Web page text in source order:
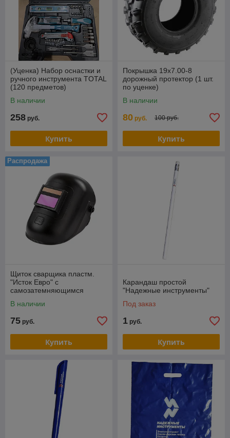
(Уценка) Набор оснастки и
ручного инструмента TOTAL
(120 предметов)
В наличии
258 руб.
Купить
Покрышка 19х7.00-8
дорожный протектор (1 шт.
по уценке)
В наличии
80 руб. 100 руб.
Купить
Распродажа
Щиток сварщика пластм.
"Исток Евро" с
самозатемняющимся
В наличии
75 руб.
Купить
Карандаш простой
"Надежные инструменты"
Под заказ
1 руб.
Купить